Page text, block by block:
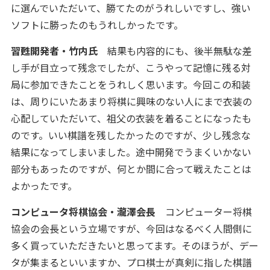
に選んでいただいて、勝てたのがうれしいですし、強い
ソフトに勝ったのもうれしかったです。
習甦開発者・竹内氏 結果も内容的にも、後半無駄な差
し手が目立って残念でしたが、こうやって記憶に残る対
局に参加できたことをうれしく思います。今回この和装
は、周りにいたあまり将棋に興味のない人にまで衣装の
心配していただいて、祖父の衣装を着ることになったも
のです。いい棋譜を残したかったのですが、少し残念な
結果になってしまいました。途中開発でうまくいかない
部分もあったのですが、何とか間に合って戦えたことは
よかったです。
コンピュータ将棋協会・瀧澤会長 コンピューター将棋
協会の会長という立場ですが、今回はなるべく人間側に
多く買っていただきたいと思ってます。そのほうが、デー
タが集まるといいますか、プロ棋士が真剣に指した棋譜